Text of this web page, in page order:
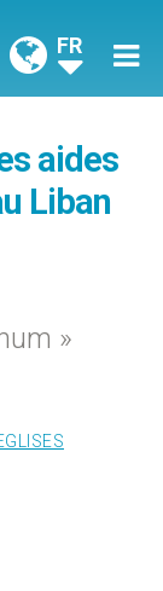
FR
aides
Liban
»